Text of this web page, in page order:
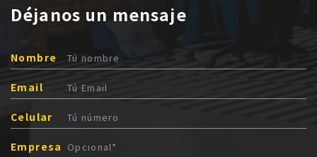
Déjanos un mensaje
Nombre
Email
Celular
Empresa